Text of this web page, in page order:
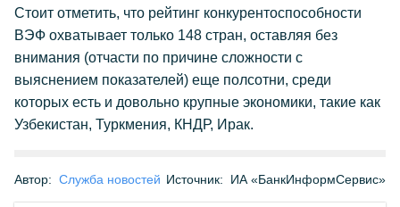
Стоит отметить, что рейтинг конкурентоспособности
ВЭФ охватывает только 148 стран, оставляя без
внимания (отчасти по причине сложности с
выяснением показателей) еще полсотни, среди
которых есть и довольно крупные экономики, такие как
Узбекистан, Туркмения, КНДР, Ирак.
Автор: Служба новостей Источник: ИА «БанкИнформСервис»